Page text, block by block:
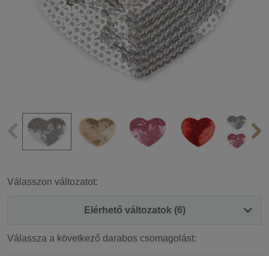
Válasszon változatot:
Elérhető változatok (6)
Válassza a következő darabos csomagolást: